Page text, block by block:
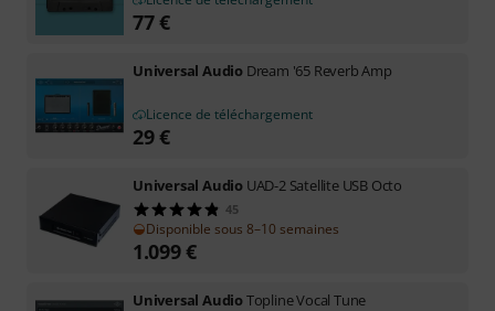
77€
Universal Audio Dream '65 Reverb Amp
Licence de téléchargement
29€
Universal Audio UAD-2 Satellite USB Octo
45
Disponible sous 8–10 semaines
1.099€
Universal AudioTopline Vocal Tune